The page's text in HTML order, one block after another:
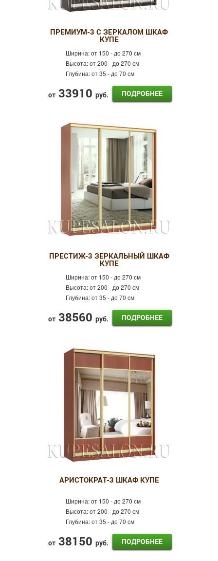
ПРЕМИУМ-3 С ЗЕРКАЛОМ ШКАФ
КУПЕ
Ширина:от 150 - до 270 см
Высота:от 200 - до 270 см
Глубина:от 35 - до 70 см
от 33910 руб. ПОДРОБНЕЕ
ПРЕСТИЖ-3 ЗЕРКАЛЬНЫЙ ШКАФ
КУПЕ
Ширина:от 150 - до 270 см
Высота:от 200 - до 270 см
Глубина:от 35 - до 70 см
от 38560 руб. ПОДРОБНЕЕ
АРИСТОКРАТ-3 ШКАФ КУПЕ
Ширина:от 150 - до 270 см
Высота:от 200 - до 270 см
Глубина:от 35 - до 70 см
от 38150 руб. ПОДРОБНЕЕ